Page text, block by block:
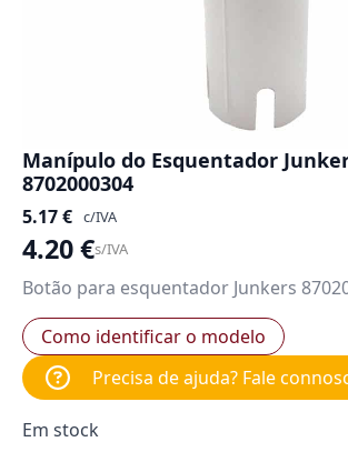
Manípulo do Esquentador
8702000304
5.17€ c/IVA
4.20€s/IVA
Botão para esquentador Junkers
Como identificar o modelo
Precisa de ajuda? Fale
Em stock